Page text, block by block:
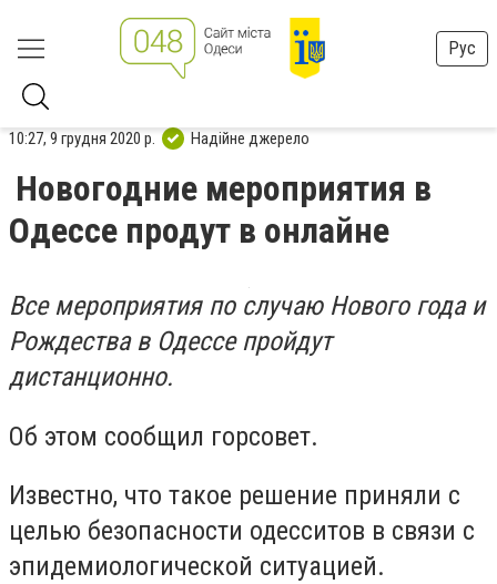
Рус
10:27, 9 грудня 2020 р. Надійне джерело
Новогодние мероприятия в
Одессе продут в онлайне
Все мероприятия по случаю Нового года и
Рождества в Одессе пройдут
дистанционно.
Об этом сообщил горсовет.
Известно, что такое решение приняли с
целью безопасности одесситов в связи с
эпидемиологической ситуацией.